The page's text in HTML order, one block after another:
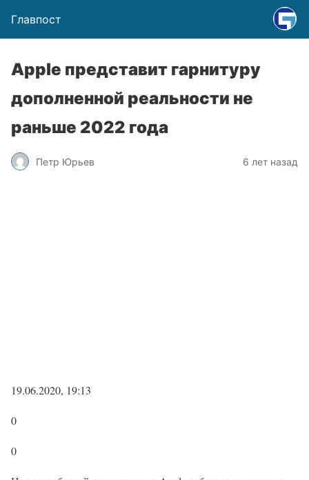
Главпост
Apple представит гарнитуру
дополненной реальности не
раньше 2022 года
Петр Юрьев 6 лет назад
19.06.2020, 19:13
0
0